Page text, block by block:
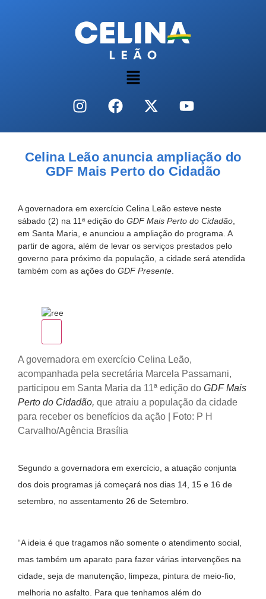
Celina Leão anuncia ampliação do
GDF Mais Perto do Cidadão
A governadora em exercício Celina Leão esteve neste
sábado (2) na 11ª edição do GDF Mais Perto do Cidadão,
em Santa Maria, e anunciou a ampliação do programa. A
partir de agora, além de levar os serviços prestados pelo
governo para próximo da população, a cidade será atendida
também com as ações do GDF Presente.
A governadora em exercício Celina Leão,
acompanhada pela secretária Marcela Passamani,
participou em Santa Maria da 11ª edição do GDF Mais
Perto do Cidadão, que atraiu a população da cidade
para receber os benefícios da ação | Foto: P H
Carvalho/Agência Brasília
Segundo a governadora em exercício, a atuação conjunta
dos dois programas já começará nos dias 14, 15 e 16 de
setembro, no assentamento 26 de Setembro.
“A ideia é que tragamos não somente o atendimento social,
mas também um aparato para fazer várias intervenções na
cidade, seja de manutenção, limpeza, pintura de meio-fio,
melhoria no asfalto. Para que tenhamos além do